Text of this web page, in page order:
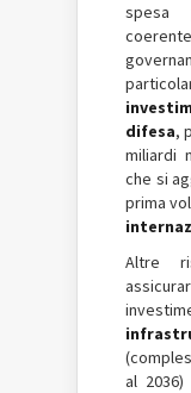
spesa
difesa,
miliardi
che si
prima
Altre
al